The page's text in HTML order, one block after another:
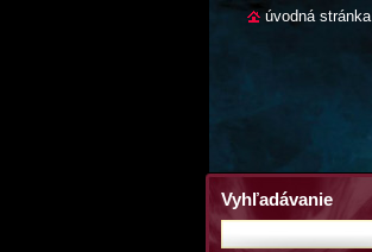
Vyhľadávanie
úvodná stránka